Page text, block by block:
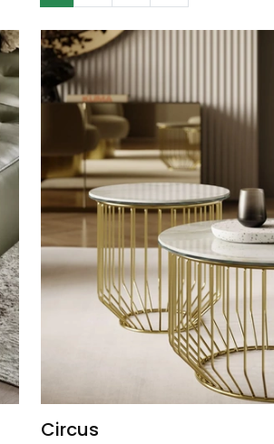
Arredo Ufficio
OUTDOOR
Arredo Giardino
Circus